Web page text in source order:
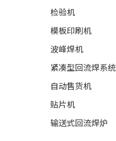
检验机
模板印刷机
波峰焊机
紧凑型回流焊系统
自动售货机
贴片机
输送式回流焊炉